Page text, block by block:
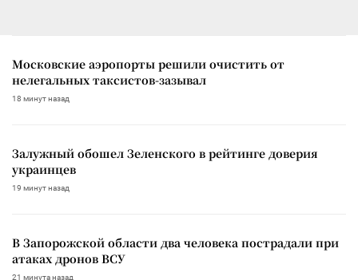
Московские аэропорты решили очистить от
нелегальных таксистов-зазывал
18 минут назад
Залужный обошел Зеленского в рейтинге доверия
украинцев
19 минут назад
В Запорожской области два человека пострадали при
атаках дронов ВСУ
21 минута назад